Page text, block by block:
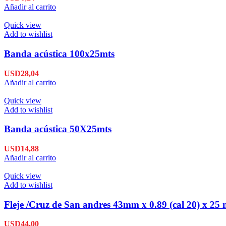
Añadir al carrito
Quick view
Add to wishlist
Banda acústica 100x25mts
USD28,04
Añadir al carrito
Quick view
Add to wishlist
Banda acústica 50X25mts
USD14,88
Añadir al carrito
Quick view
Add to wishlist
Fleje /Cruz de San andres 43mm x 0.89 (cal 20) x 25
USD44,00